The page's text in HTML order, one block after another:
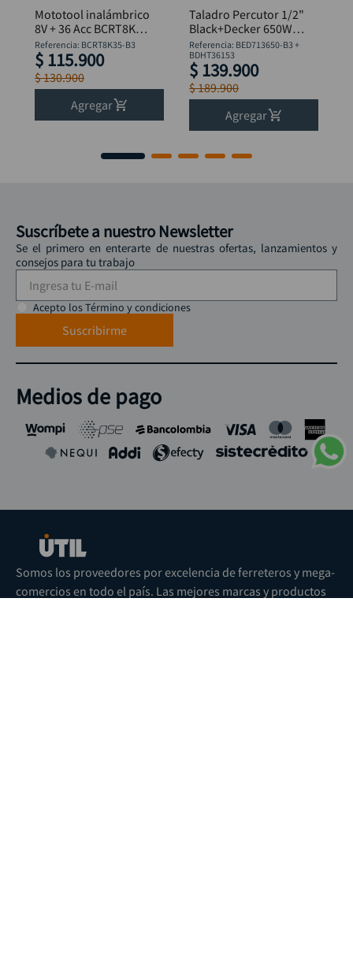
Mototool inalámbrico
8V + 36 Acc BCRT8K35
B&D
Referencia: BCRT8K35-B3
$ 115.900
$130.900
Agregar
Taladro Percutor 1/2"
Black+Decker 650W
BED713650-B3 +
Flexómetro
Referencia: BED713650-B3 +
BDHT36153
$ 139.900
$189.900
Agregar
Suscríbete a nuestro Newsletter
Se el primero en enterarte de nuestras ofertas, lanzamientos y
consejos para tu trabajo
Acepto los Término y condiciones
Suscribirme
Medios de pago
Somos los proveedores por excelencia de ferreteros y mega-
comercios en todo el país. Las mejores marcas y productos